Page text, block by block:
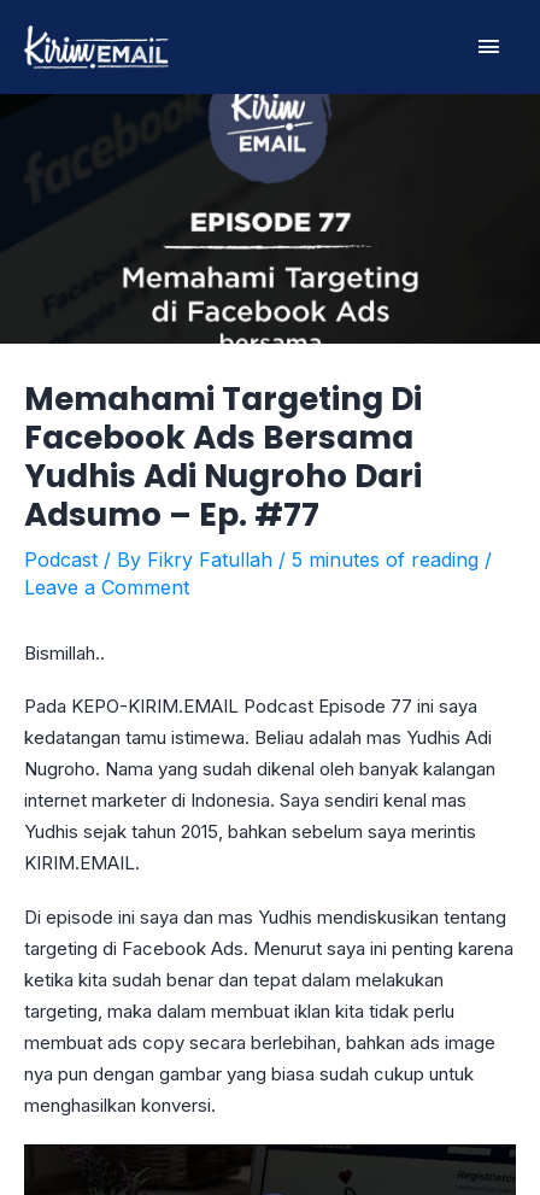
content
Main
Memahami Targeting Di
Facebook Ads Bersama
Yudhis Adi Nugroho Dari
Adsumo – Ep. #77
Podcast / By Fikry Fatullah / 5 minutes of reading /
Leave a Comment
Bismillah..
Pada KEPO-KIRIM.EMAIL Podcast Episode 77 ini saya
kedatangan tamu istimewa. Beliau adalah mas Yudhis Adi
Nugroho. Nama yang sudah dikenal oleh banyak kalangan
internet marketer di Indonesia. Saya sendiri kenal mas
Yudhis sejak tahun 2015, bahkan sebelum saya merintis
KIRIM.EMAIL.
Di episode ini saya dan mas Yudhis mendiskusikan tentang
targeting di Facebook Ads. Menurut saya ini penting karena
ketika kita sudah benar dan tepat dalam melakukan
targeting, maka dalam membuat iklan kita tidak perlu
membuat ads copy secara berlebihan, bahkan ads image
nya pun dengan gambar yang biasa sudah cukup untuk
menghasilkan konversi.